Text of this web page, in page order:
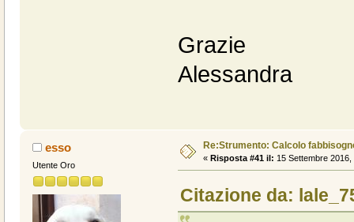
Grazie
Alessandra
esso
Utente Oro
Re:Strumento: Calcolo
« Risposta #41 il: 15 Settembre 2016,
Citazione da: